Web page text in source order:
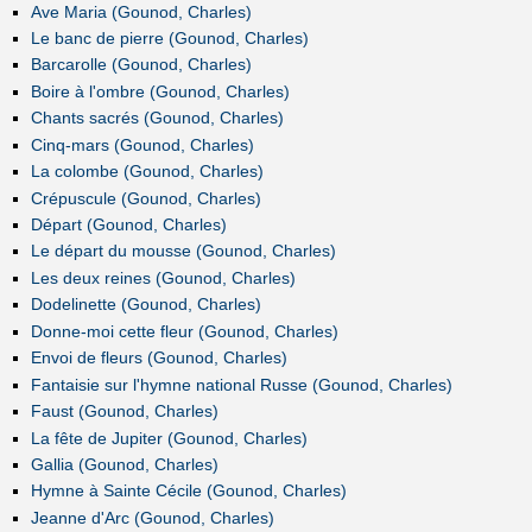
Ave Maria (Gounod, Charles)
Le banc de pierre (Gounod, Charles)
Barcarolle (Gounod, Charles)
Boire à l'ombre (Gounod, Charles)
Chants sacrés (Gounod, Charles)
Cinq-mars (Gounod, Charles)
La colombe (Gounod, Charles)
Crépuscule (Gounod, Charles)
Départ (Gounod, Charles)
Le départ du mousse (Gounod, Charles)
Les deux reines (Gounod, Charles)
Dodelinette (Gounod, Charles)
Donne-moi cette fleur (Gounod, Charles)
Envoi de fleurs (Gounod, Charles)
Fantaisie sur l'hymne national Russe (Gounod, Charles)
Faust (Gounod, Charles)
La fête de Jupiter (Gounod, Charles)
Gallia (Gounod, Charles)
Hymne à Sainte Cécile (Gounod, Charles)
Jeanne d'Arc (Gounod, Charles)